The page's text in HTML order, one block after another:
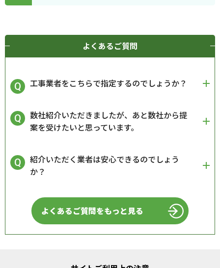
よくあるご質問
工事業者をこちらで指定するのでしょうか？
数社紹介いただきましたが、あと数社から提
案を受けたいと思っています。
紹介いただく業者は安心できるのでしょう
か？
よくあるご質問をもっと見る